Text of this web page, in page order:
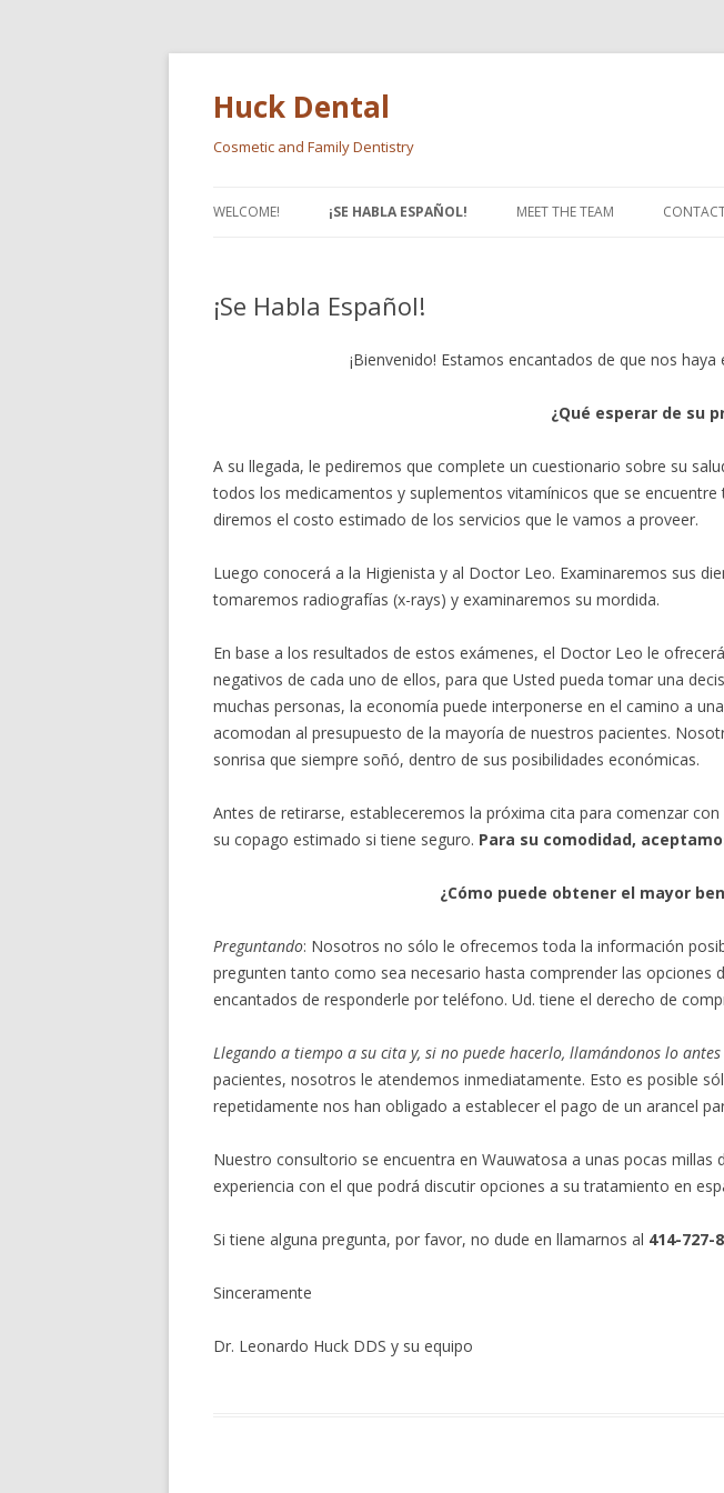
Huck Dental
Cosmetic and Family Dentistry
WELCOME! ¡SE HABLA ESPAÑOL! MEET THE TEAM
¡Se Habla Español!
¡Bienvenido! Estamos encantados de que nos
¿Qué esperar de su
A su llegada, le pediremos que complete un cuestionario sobre su
todos los medicamentos y suplementos vitamínicos que se
diremos el costo estimado de los servicios que le vamos a proveer.
Luego conocerá a la Higienista y al Doctor Leo. Examinaremos sus
tomaremos radiografías (x-rays) y examinaremos su mordida.
En base a los resultados de estos exámenes, el Doctor Leo le ofrecerá
negativos de cada uno de ellos, para que Usted pueda tomar una
muchas personas, la economía puede interponerse en el camino a
acomodan al presupuesto de la mayoría de nuestros pacientes.
sonrisa que siempre soñó, dentro de sus posibilidades económicas.
Antes de retirarse, estableceremos la próxima cita para comenzar
su copago estimado si tiene seguro. Para su comodidad,
¿Cómo puede obtener el mayor
Preguntando: Nosotros no sólo le ofrecemos toda la información
pregunten tanto como sea necesario hasta comprender las opciones
encantados de responderle por teléfono. Ud. tiene el derecho de
Llegando a tiempo a su cita y, si no puede hacerlo, llamándonos lo
pacientes, nosotros le atendemos inmediatamente. Esto es posible
repetidamente nos han obligado a establecer el pago de un arancel
Nuestro consultorio se encuentra en Wauwatosa a unas pocas
experiencia con el que podrá discutir opciones a su tratamiento en
Si tiene alguna pregunta, por favor, no dude en llamarnos al 414-727-
Sinceramente
Dr. Leonardo Huck DDS y su equipo